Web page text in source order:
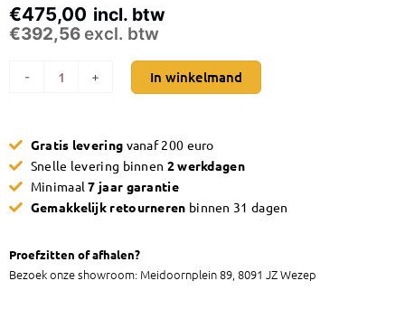
€475,00 incl. btw
€392,56 excl. btw
-
120x135cm
(BxH)
+
In winkelmand
Gratis levering vanaf 200 euro
Snelle levering binnen 2 werkdagen
Minimaal7 jaar garantie
Gemakkelijk retourneren binnen 31 dagen
Proefzitten of afhalen?
Bezoek onze showroom: Meidoornplein 89, 8091 JZ Wezep